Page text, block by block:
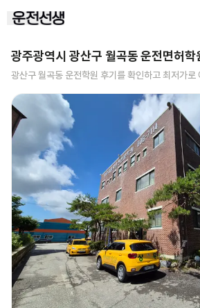
광주광역시 광산구 월곡동운전면허학
광산구 월곡동 운전학원 후기를 확인하고 최저가로